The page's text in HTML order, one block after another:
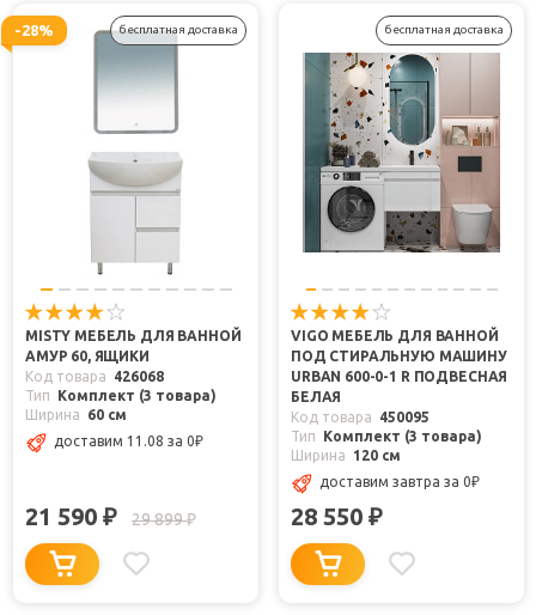
-28% бесплатная доставка
MISTY МЕБЕЛЬ ДЛЯ ВАННОЙ
АМУР 60, ЯЩИКИ
Код товара
426068
Тип
Комплект (3 товара)
Ширина
60 см
доставим 11.08 за 0₽
21 590 ₽ 29 899₽
бесплатная доставка
VIGO МЕБЕЛЬ ДЛЯ ВАННОЙ
ПОД СТИРАЛЬНУЮ МАШИНУ
URBAN 600-0-1 R ПОДВЕСНАЯ
БЕЛАЯ
Код товара
450095
Тип
Комплект (3 товара)
Ширина
120 см
доставим завтра за 0₽
28 550 ₽